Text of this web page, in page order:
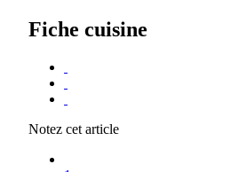
Fiche cuisine
Notez cet article